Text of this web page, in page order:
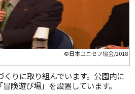
©日本ユニセフ協会/2018
りに取り組んでいます。公園内に
険遊び場」を設置しています。